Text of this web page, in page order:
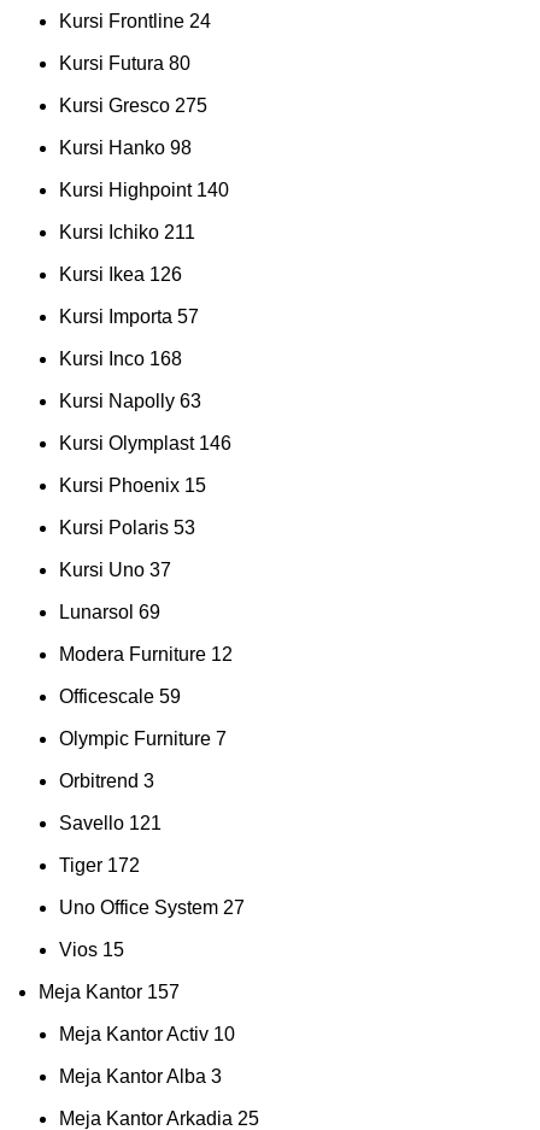
Kursi Frontline 24
Kursi Futura 80
Kursi Gresco 275
Kursi Hanko 98
Kursi Highpoint 140
Kursi Ichiko 211
Kursi Ikea 126
Kursi Importa 57
Kursi Inco 168
Kursi Napolly 63
Kursi Olymplast 146
Kursi Phoenix 15
Kursi Polaris 53
Kursi Uno 37
Lunarsol 69
Modera Furniture 12
Officescale 59
Olympic Furniture 7
Orbitrend 3
Savello 121
Tiger 172
Uno Office System 27
Vios 15
Meja Kantor 157
Meja Kantor Activ 10
Meja Kantor Alba 3
Meja Kantor Arkadia 25